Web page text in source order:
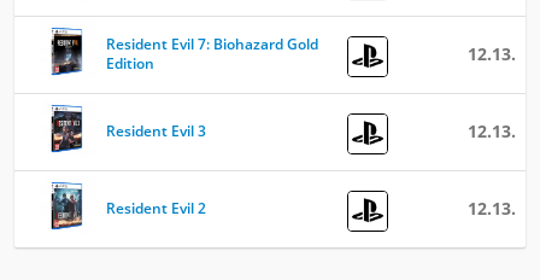
Resident Evil 7: Biohazard Gold
Edition
12.13.
Resident Evil 3 12.13.
Resident Evil 2 12.13.